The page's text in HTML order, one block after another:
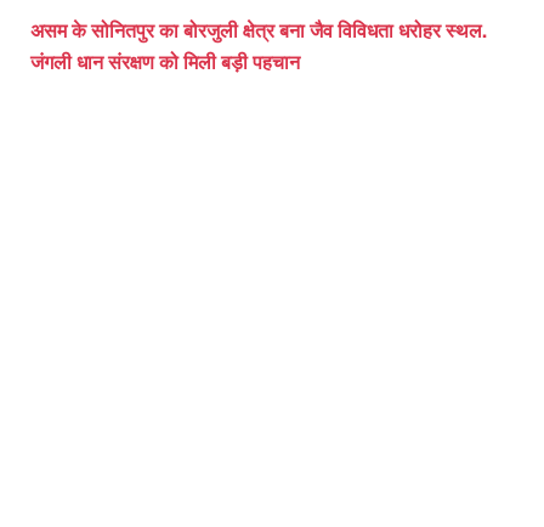
असम के सोनितपुर का बोरजुली क्षेत्र बना जैव विविधता धरोहर स्थल.
जंगली धान संरक्षण को मिली बड़ी पहचान